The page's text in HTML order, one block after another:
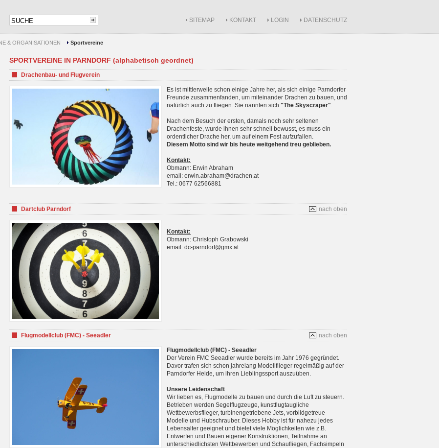
SITEMAP KONTAKT LOGIN DATENSCHUTZ
& ORGANISATIONEN Sportvereine
SPORTVEREINE IN PARNDORF (alphabetisch geordnet)
Drachenbau- und Flugverein
Es ist mittlerweile schon einige Jahre her, als sich einige Parndorfer
Freunde zusammenfanden, um miteinander Drachen zu bauen, und
natürlich auch zu fliegen. Sie nannten sich "The Skyscraper".
Nach dem Besuch der ersten, damals noch sehr seltenen
Drachenfeste, wurde ihnen sehr schnell bewusst, es muss ein
ordentlicher Drache her, um auf einem Fest aufzufallen.
Diesem Motto sind wir bis heute weitgehend treu geblieben.
Kontakt:
Obmann: Erwin Abraham
email: erwin.abraham@drachen.at
Tel.: 0677 62566881
nach oben
Dartclub Parndorf
Kontakt:
Obmann: Christoph Grabowski
email: dc-parndorf@gmx.at
nach oben
Flugmodellclub (FMC) - Seeadler
Flugmodellclub (FMC) - Seeadler
Der Verein FMC Seeadler wurde bereits im Jahr 1976 gegründet.
Davor trafen sich schon jahrelang Modellflieger regelmäßig auf der
Parndorfer Heide, um ihren Lieblingssport auszuüben.
Unsere Leidenschaft
Wir lieben es, Flugmodelle zu bauen und durch die Luft zu steuern.
Betrieben werden Segelflugzeuge, kunstflugtaugliche
Wettbewerbsflieger, turbinengetriebene Jets, vorbildgetreue
Modelle und Hubschrauber. Dieses Hobby ist für nahezu jedes
Lebensalter geeignet und bietet viele Möglichkeiten wie z.B.
Entwerfen und Bauen eigener Konstruktionen, Teilnahme an
unterschiedlichsten Wettbewerben und Schaufliegen, Fachsimpeln